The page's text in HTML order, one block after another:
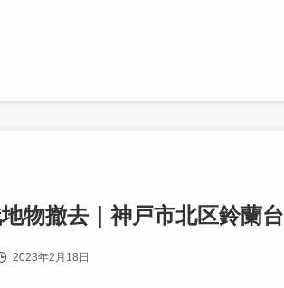
物撤去｜神戸市北区鈴蘭台
2023年2月18日